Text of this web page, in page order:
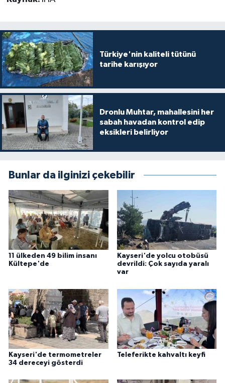
Türkiye'nin kaliteli tütünü
tarihe karışıyor
Dronlu Muhtar, mahallesini her
sabah havadan kontrol edip
eksikleri belirliyor
Bunlar da ilginizi çekebilir
11 ülkeden 49 bilim insanı
Kültepe'de
Kayseri'de yolcu otobüsü
devrildi: Çok sayıda yaralı
var
Kayseri'de termometreler
34 dereceyi gösterdi
Teleferikte kahvaltı keyfi